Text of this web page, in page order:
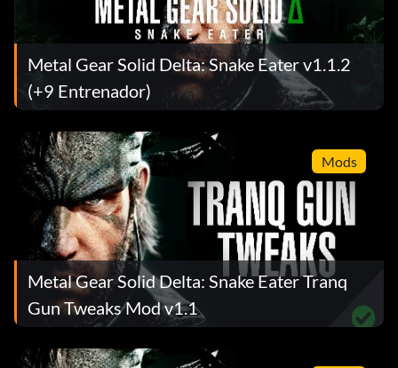
Metal Gear Solid Delta: Snake Eater v1.1.2
(+9 Entrenador)
Mods
Metal Gear Solid Delta: Snake Eater Tranq
Gun Tweaks Mod v1.1